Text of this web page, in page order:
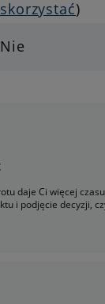
skorzystać)
Nie
daje Ci więcej
i podjęcie decyzji,